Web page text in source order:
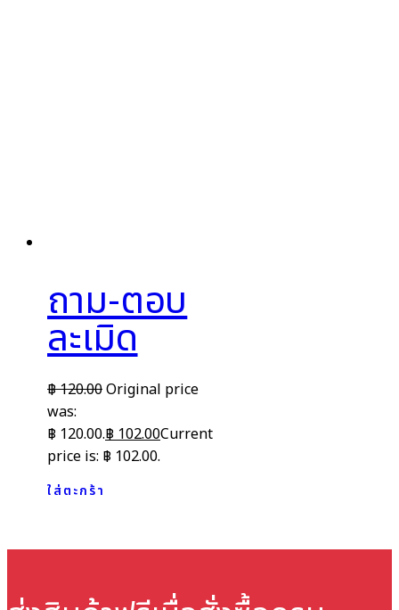
ถาม-ตอบ
ละเมิด
฿120.00Original price
was:
฿ 120.00.฿102.00Current
price is: ฿ 102.00.
ใส่ตะกร้า